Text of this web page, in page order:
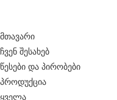
a
k
e
t
to
content
მთავარი
ჩვენ შესახებ
წესები და პირობები
პროდუქცია
ყველა